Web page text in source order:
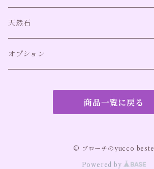
ネジバネ式イヤリング（アレルギー対応）
イヤカフ（アレルギー対応）
バングル
天然石
オプション
商品一覧に戻る
© ブローチのyucco beste
Powered by